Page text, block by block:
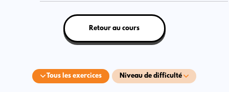
Tous les exercices Niveau de difficulté
Retour au cours